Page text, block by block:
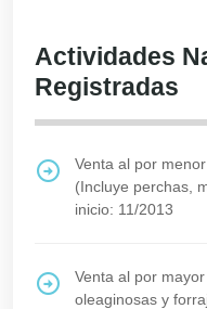
Actividades
Registradas
Venta al por
(Incluye perchas,
inicio: 11/2013
Venta al por
oleaginosas y